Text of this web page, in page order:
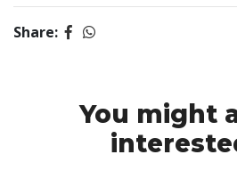
Share:
You might